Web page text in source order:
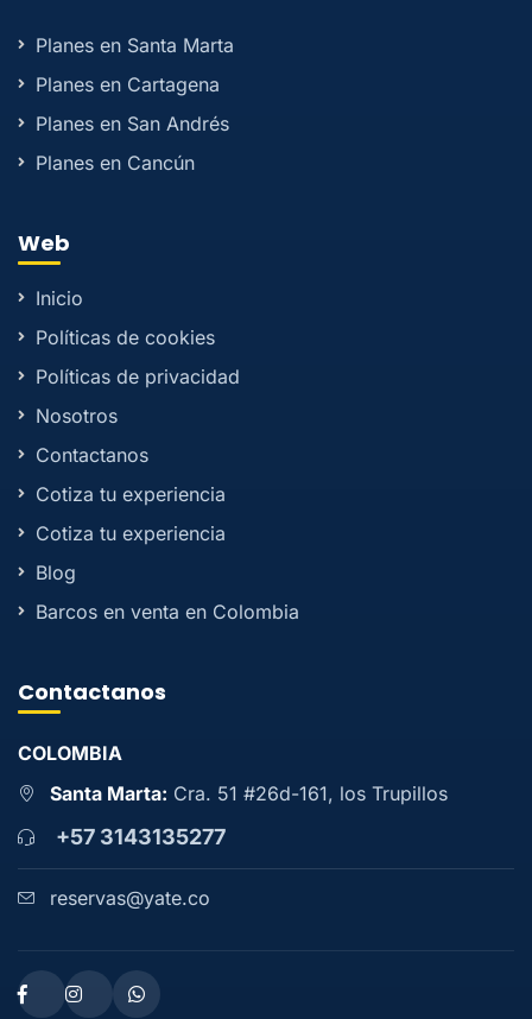
Planes en Santa Marta
Planes en Cartagena
Planes en San Andrés
Planes en Cancún
Web
Inicio
Políticas de cookies
Políticas de privacidad
Nosotros
Contactanos
Cotiza tu experiencia
Cotiza tu experiencia
Blog
Barcos en venta en Colombia
Contactanos
COLOMBIA
Santa Marta: Cra. 51 #26d-161, los Trupillos
+57 3143135277
reservas@yate.co